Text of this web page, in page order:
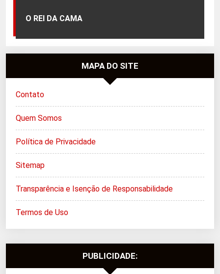
O REI DA CAMA
MAPA DO SITE
Contato
Quem Somos
Política de Privacidade
Sitemap
Transparência e Isenção de Responsabilidade
Termos de Uso
PUBLICIDADE: